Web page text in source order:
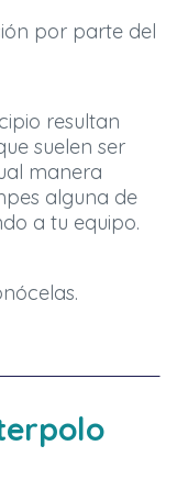
por parte del
resultan
suelen ser
manera
alguna de
a tu equipo.